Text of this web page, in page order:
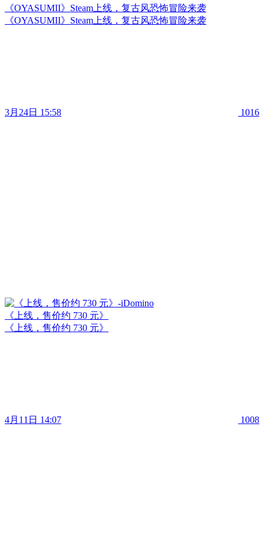
《OYASUMII》Steam上线，复古风恐怖冒险来袭
《OYASUMII》Steam上线，复古风恐怖冒险来袭
3月24日 15:58 1016
《上线，售价约 730 元》
《上线，售价约 730 元》
4月11日 14:07 1008